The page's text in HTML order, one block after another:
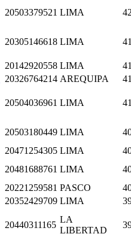
20503379521 LIMA
20305146618 LIMA
20142920558 LIMA
20326764214 AREQUIPA
20504036961 LIMA
20503180449 LIMA
20471254305 LIMA
20481688761 LIMA
20221259581 PASCO
20352429709 LIMA
20440311165
LA
LIBERTAD